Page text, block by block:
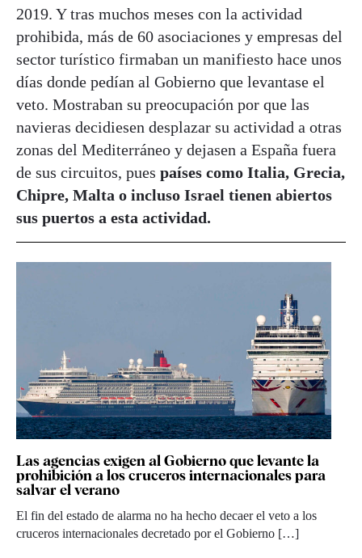
2019. Y tras muchos meses con la actividad
prohibida, más de 60 asociaciones y empresas del
sector turístico firmaban un manifiesto hace unos
días donde pedían al Gobierno que levantase el
veto. Mostraban su preocupación por que las
navieras decidiesen desplazar su actividad a otras
zonas del Mediterráneo y dejasen a España fuera
de sus circuitos, pues países como Italia, Grecia,
Chipre, Malta o incluso Israel tienen abiertos
sus puertos a esta actividad.
Las agencias exigen al Gobierno que levante la
prohibición a los cruceros internacionales para
salvar el verano
El fin del estado de alarma no ha hecho decaer el veto a los
cruceros internacionales decretado por el Gobierno […]